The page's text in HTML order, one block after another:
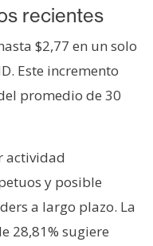
recientes
$2,77 en un solo
Este incremento
promedio de 30
actividad
y posible
a largo plazo. La
28,81% sugiere